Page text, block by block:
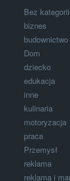
Bez kategorii
biznes
budownictwo
Dom
dziecko
edukacja
inne
kulinaria
motoryzacja
praca
Przemysł
reklama
reklama i